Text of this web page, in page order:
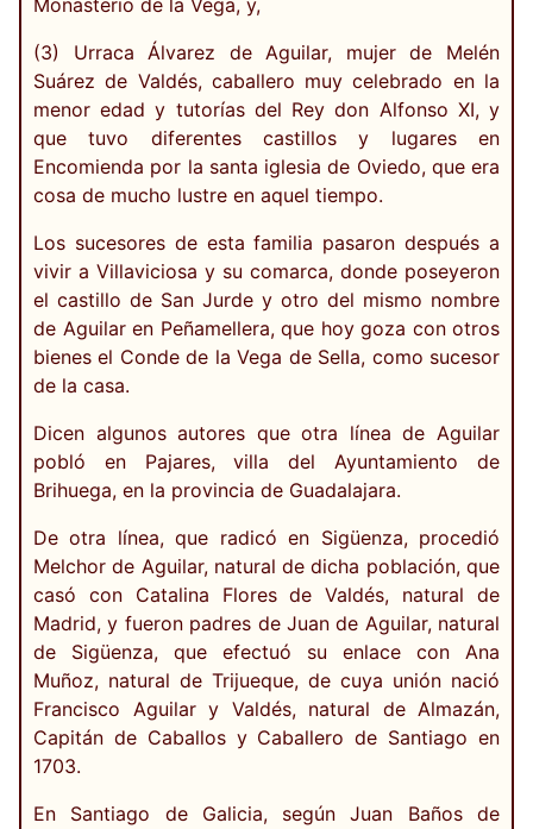
Monasterio de la Vega, y,
(3) Urraca Álvarez de Aguilar, mujer de Melén
Suárez de Valdés, caballero muy celebrado en la
menor edad y tutorías del Rey don Alfonso XI, y
que tuvo diferentes castillos y lugares en
Encomienda por la santa iglesia de Oviedo, que era
cosa de mucho lustre en aquel tiempo.
Los sucesores de esta familia pasaron después a
vivir a Villaviciosa y su comarca, donde poseyeron
el castillo de San Jurde y otro del mismo nombre
de Aguilar en Peñamellera, que hoy goza con otros
bienes el Conde de la Vega de Sella, como sucesor
de la casa.
Dicen algunos autores que otra línea de Aguilar
pobló en Pajares, villa del Ayuntamiento de
Brihuega, en la provincia de Guadalajara.
De otra línea, que radicó en Sigüenza, procedió
Melchor de Aguilar, natural de dicha población, que
casó con Catalina Flores de Valdés, natural de
Madrid, y fueron padres de Juan de Aguilar, natural
de Sigüenza, que efectuó su enlace con Ana
Muñoz, natural de Trijueque, de cuya unión nació
Francisco Aguilar y Valdés, natural de Almazán,
Capitán de Caballos y Caballero de Santiago en
1703.
En Santiago de Galicia, según Juan Baños de